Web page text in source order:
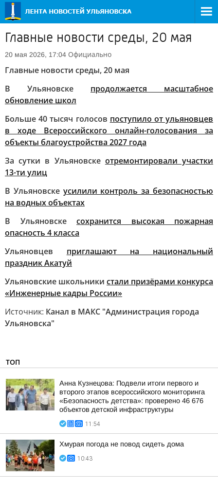
Главные новости среды, 20 мая
20 мая 2026, 17:04 Официально
Главные новости среды, 20 мая
В Ульяновске
продолжается масштабное
обновление школ
Больше 40 тысяч голосов поступило от ульяновцев
в ходе Всероссийского онлайн-голосования за
объекты благоустройства 2027 года
За сутки в Ульяновске отремонтировали участки
13-ти улиц
В Ульяновске усилили контроль за безопасностью
на водных объектах
В Ульяновске
сохранится высокая пожарная
опасность 4 класса
Ульяновцев
приглашают на национальный
праздник Акатуй
Ульяновские школьники стали призёрами конкурса
«Инженерные кадры России»
Источник: Канал в МАКС "Администрация города
Ульяновска"
ТОП
Анна Кузнецова: Подвели итоги первого и
второго этапов всероссийского мониторинга
«Безопасность детства»: проверено 46 676
объектов детской инфраструктуры
11:54
Хмурая погода не повод сидеть дома
10:43